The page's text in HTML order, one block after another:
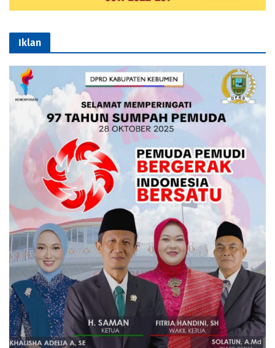
Iklan